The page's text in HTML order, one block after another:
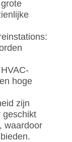
hoge
zijn
geschikt
waardoor